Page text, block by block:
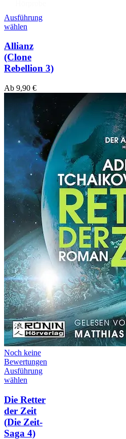
Ausführung
wählen
Allianz
(Clone
Rebellion 3)
Ab 9,90 €
Noch keine
Bewertungen
Ausführung
wählen
Die Retter
der Zeit
(Die Zeit-
Saga 4)